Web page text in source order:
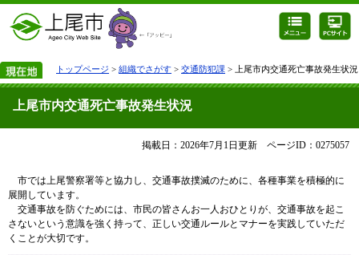
トップページ > 組織でさがす > 交通防犯課 > 上尾市内交通死亡事故発生状況
上尾市内交通死亡事故発生状況
掲載日：2026年7月1日更新 ページID：0275057
市では上尾警察署等と協力し、交通事故撲滅のために、各種事業を積極的に
展開しています。
交通事故を防ぐためには、市民の皆さんお一人おひとりが、交通事故を起こ
さないという意識を強く持って、正しい交通ルールとマナーを実践していただ
くことが大切です。